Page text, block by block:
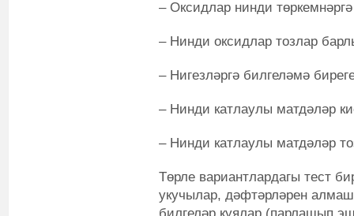
– Оксидлар нинди
– Нинди оксидлар тозлар
– Нигезләргә билгеләмә
– Нинди катлаулы матдәләр
– Нинди катлаулы матдәләр
Төрле вариантлардагы тест
укучылар, дәфтәрләрен
билгеләр куялар (парлашып